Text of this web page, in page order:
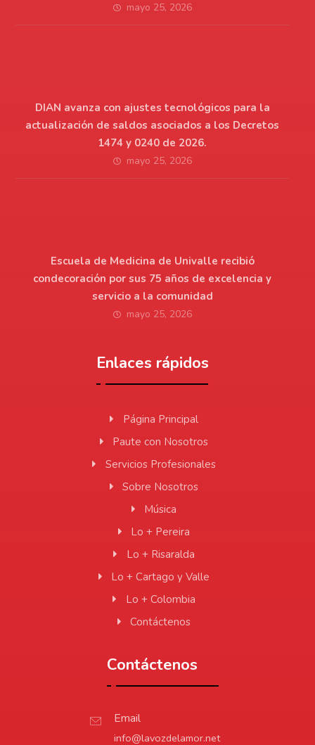
mayo 25, 2026
DIAN avanza con ajustes tecnológicos para la
actualización de saldos asociados a los Decretos
1474 y 0240 de 2026.
mayo 25, 2026
Escuela de Medicina de Univalle recibió
condecoración por sus 75 años de excelencia y
servicio a la comunidad
mayo 25, 2026
Enlaces rápidos
Página Principal
Paute con Nosotros
Servicios Profesionales
Sobre Nosotros
Música
Lo + Pereira
Lo + Risaralda
Lo + Cartago y Valle
Lo + Colombia
Contáctenos
Contáctenos
Email
info@lavozdelamor.net